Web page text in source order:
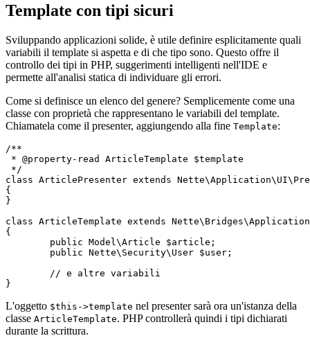
Template con tipi sicuri
Sviluppando applicazioni solide, è utile definire esplicitamente quali
variabili il template si aspetta e di che tipo sono. Questo offre il
controllo dei tipi in PHP, suggerimenti intelligenti nell'IDE e
permette all'analisi statica di individuare gli errori.
Come si definisce un elenco del genere? Semplicemente come una
classe con proprietà che rappresentano le variabili del template.
Chiamatela come il presenter, aggiungendo alla fine Template:
/**
* @property-read ArticleTemplate $template
*/
class ArticlePresenter extends
{
}
class ArticleTemplate extends
{
L'oggetto $this->template nel presenter sarà ora un'istanza della
classe ArticleTemplate. PHP controllerà quindi i tipi dichiarati
durante la scrittura.